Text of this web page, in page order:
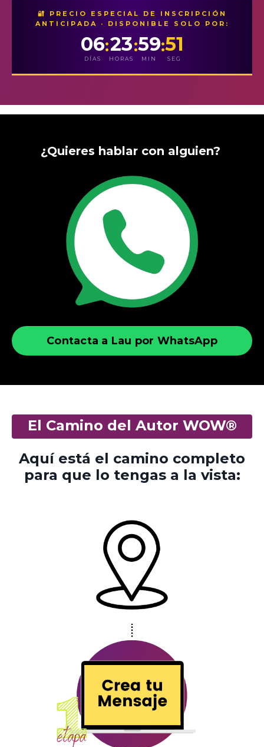
🔐 PRECIO ESPECIAL DE INSCRIPCIÓN
ANTICIPADA · DISPONIBLE SOLO POR:
06
DÍAS
:23
HORAS
:59
MIN
:50
SEG
¿Quieres hablar con alguien?
Contacta a Lau por WhatsApp
El Camino del Autor WOW®
Aquí está el camino completo
para que lo tengas a la vista: